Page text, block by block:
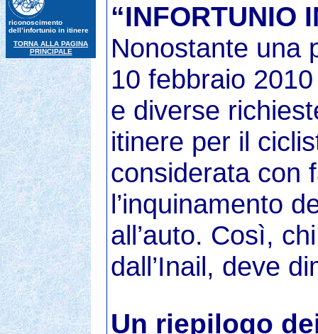
riconoscimento
dell’infortunio in itinere
TORNA ALLA PAGINA
PRINCIPALE
“INFORTUNIO
Nonostante una
10 febbraio
e diverse
itinere per il
considerata con
l’inquinamento
all’auto. Così,
dall’Inail, deve
Un riepilogo